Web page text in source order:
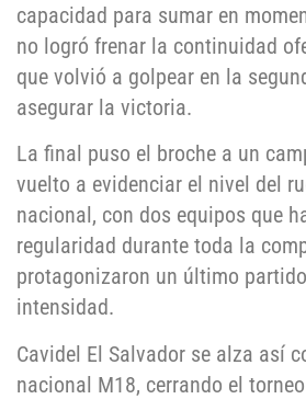
capacidad para sumar en
no logró frenar la continuidad
que volvió a golpear en la
asegurar la victoria.
La final puso el broche a un
vuelto a evidenciar el nivel del
nacional, con dos equipos que
regularidad durante toda la
protagonizaron un último
intensidad.
Cavidel El Salvador se alza así
nacional M18, cerrando el